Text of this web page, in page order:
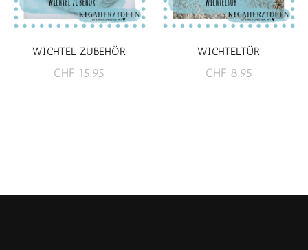
WICHTEL ZUBEHÖR
CHF 15.95
WICHTELTÜR
CHF 8.95